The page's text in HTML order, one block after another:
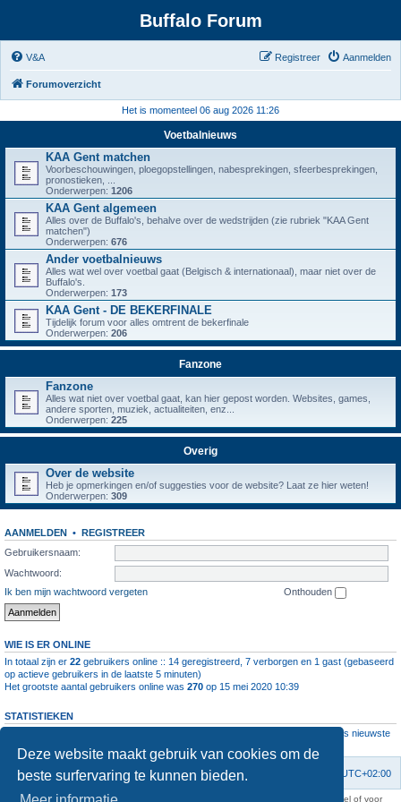
Deze website maakt gebruik van cookies om de
beste surfervaring te kunnen bieden.
Buffalo Forum
V&A Aanmelden
Registreer
Forumoverzicht
Het is momenteel 06 aug 2026 11:26
Voetbalnieuws
KAA Gent matchen
Voorbeschouwingen, ploegopstellingen, nabesprekingen, sfeerbesprekingen,
pronostieken, ...
Onderwerpen: 1206
KAA Gent algemeen
Alles over de Buffalo's, behalve over de wedstrijden (zie rubriek "KAA Gent
matchen")
Onderwerpen: 676
Ander voetbalnieuws
Alles wat wel over voetbal gaat (Belgisch & internationaal), maar niet over de
Buffalo's.
Onderwerpen: 173
KAA Gent - DE BEKERFINALE
Tijdelijk forum voor alles omtrent de bekerfinale
Onderwerpen: 206
Fanzone
Fanzone
Alles wat niet over voetbal gaat, kan hier gepost worden. Websites, games,
andere sporten, muziek, actualiteiten, enz...
Onderwerpen: 225
Overig
Over de website
Heb je opmerkingen en/of suggesties voor de website? Laat ze hier weten!
Onderwerpen: 309
AANMELDEN • REGISTREER
Gebruikersnaam:
Wachtwoord:
Ik ben mijn wachtwoord vergeten
Onthouden
WIE IS ER ONLINE
In totaal zijn er 22 gebruikers online :: 14 geregistreerd, 7 verborgen en 1 gast (gebaseerd
op actieve gebruikers in de laatste 5 minuten)
Het grootste aantal gebruikers online was 270 op 15 mei 2020 10:39
STATISTIEKEN
• Ons nieuwste
Forumoverzicht UTC+02:00
Verwijder cookies
Contact
KAA Gent kan nooit aansprakelijk worden gesteld voor om het even welk nadeel of voor